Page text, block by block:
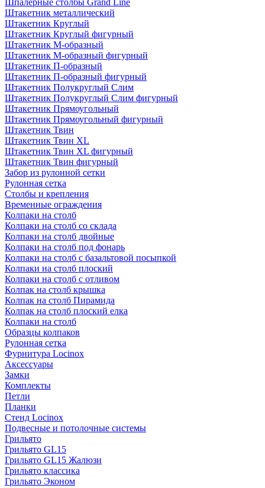
Шпалерные столбы Grand Line
Штакетник металлический
Штакетник Круглый
Штакетник Круглый фигурный
Штакетник М-образный
Штакетник М-образный фигурный
Штакетник П-образный
Штакетник П-образный фигурный
Штакетник Полукруглый Слим
Штакетник Полукруглый Слим фигурный
Штакетник Прямоугольный
Штакетник Прямоугольный фигурный
Штакетник Твин
Штакетник Твин XL
Штакетник Твин XL фигурный
Штакетник Твин фигурный
Забор из рулонной сетки
Рулонная сетка
Столбы и крепления
Временные ограждения
Колпаки на столб
Колпаки на столб со склада
Колпаки на столб двoйные
Колпаки на столб под фонарь
Колпаки на столб с базальтовой посыпкой
Колпаки на столб плоский
Колпаки на столб с отливом
Колпак на столб крышка
Колпак на столб Пирамида
Колпак на столб плоский елка
Колпаки на столб
Образцы колпаков
Рулонная сетка
Фурнитура Locinox
Аксессуары
Замки
Комплекты
Петли
Планки
Стенд Locinox
Подвесные и потолочные системы
Грильято
Грильято GL15
Грильято GL15 Жалюзи
Грильято классика
Грильято Эконом